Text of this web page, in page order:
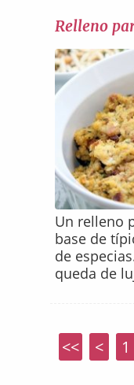
Relleno
Un relleno
base de
de
queda de
<< < 1